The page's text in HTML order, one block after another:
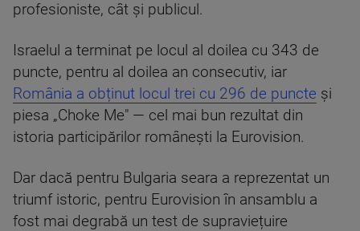
profesioniste, cât și publicul.
Israelul a terminat pe locul al doilea cu 343 de
puncte, pentru al doilea an consecutiv, iar
România a obținut locul trei cu 296 de puncte și
piesa „Choke Me" — cel mai bun rezultat din
istoria participărilor românești la Eurovision.
Dar dacă pentru Bulgaria seara a reprezentat un
triumf istoric, pentru Eurovision în ansamblu a
fost mai degrabă un test de supraviețuire